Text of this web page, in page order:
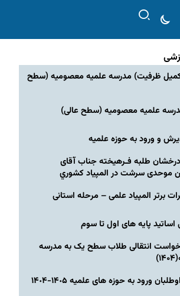
ظرفیت) مدرسه علمیه معصومیه‌ (سطح
علمیه معصومیه‌ (سطح عالی)
و ورود به حوزه علمیه
طلبه فـرهیخته جناب آقای
موحدی سرشت در المپياد كشوري
برتر المپیاد علمی – مرحله استانی
اساتید پایه های اول تا سوم
انتقالی طلاب سطح یک به مدرسه
ورود به حوزه های علمیه ١۴٠۵-١۴٠۴